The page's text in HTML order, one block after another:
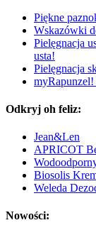
Piękne
Wskazówki
Pielęgnacja
usta!
Pielęgnacja
myRapunzel!
Odkryj oh feliz:
Jean&Len
APRICOT
Biosolis
Weleda
Nowości: